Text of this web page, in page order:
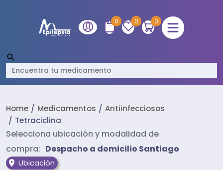
0 0 0
Home Medicamentos
Antiinfecciosos
Tetraciclina
Selecciona ubicación y modalidad de
compra: Despacho a domicilio Santiago
Ubicación